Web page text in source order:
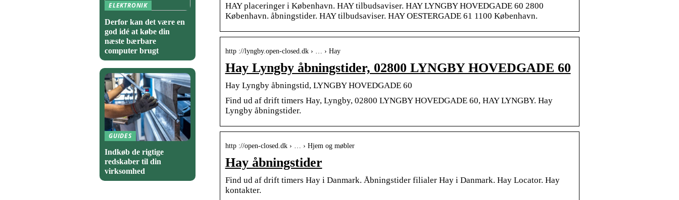
HAY placeringer i København. HAY tilbudsaviser. HAY LYNGBY HOVEDGADE 60 2800
København. åbningstider. HAY tilbudsaviser. HAY OESTERGADE 61 1100 København.
http ://lyngby.open-closed.dk › … › Hay
Hay Lyngby åbningstider, 02800 LYNGBY HOVEDGADE 60
Hay Lyngby åbningstid, LYNGBY HOVEDGADE 60
Find ud af drift timers Hay, Lyngby, 02800 LYNGBY HOVEDGADE 60, HAY LYNGBY. Hay
Lyngby åbningstider.
http ://open-closed.dk › … › Hjem og møbler
Hay åbningstider
Find ud af drift timers Hay i Danmark. Åbningstider filialer Hay i Danmark. Hay Locator. Hay
kontakter.
ELEKTRONIK
Derfor kan det være en
god idé at købe din
næste bærbare
computer brugt
GUIDES
Indkøb de rigtige
redskaber til din
virksomhed